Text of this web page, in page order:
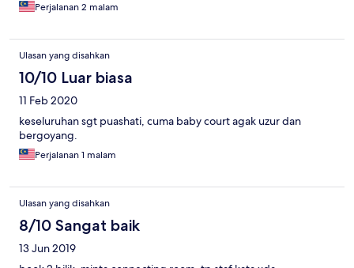
Perjalanan 2 malam
Ulasan yang disahkan
10/10 Luar biasa
11 Feb 2020
keseluruhan sgt puashati, cuma baby court agak uzur dan
bergoyang.
Perjalanan 1 malam
Ulasan yang disahkan
8/10 Sangat baik
13 Jun 2019